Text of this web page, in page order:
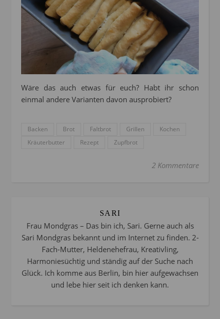
Wäre das auch etwas für euch? Habt ihr schon
einmal andere Varianten davon ausprobiert?
Backen Brot Faltbrot Grillen
Kochen
Kräuterbutter
Rezept Zupfbrot
2 Kommentare
SARI
Frau Mondgras – Das bin ich, Sari. Gerne auch als
Sari Mondgras bekannt und im Internet zu finden. 2-
Fach-Mutter, Heldenehefrau, Kreativling,
Harmoniesüchtig und ständig auf der Suche nach
Glück. Ich komme aus Berlin, bin hier aufgewachsen
und lebe hier seit ich denken kann.